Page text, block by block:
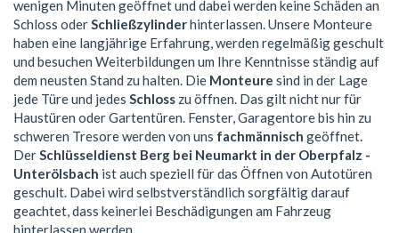
wenigen Minuten geöffnet und dabei werden keine Schäden an
Schloss oderSchließzylinderhinterlassen. Unsere Monteure
haben eine langjährige Erfahrung, werden regelmäßig geschult
und besuchen Weiterbildungen um Ihre Kenntnisse ständig auf
dem neusten Stand zu halten. Die Monteure sind in der Lage
jede Türe und jedes Schloss zu öffnen. Das gilt nicht nur für
Haustüren oder Gartentüren. Fenster, Garagentore bis hin zu
schweren Tresore werden von uns fachmännisch geöffnet.
DerSchlüsseldienst Berg bei Neumarkt in der Oberpfalz -
Unterölsbach ist auch speziell für das Öffnen von Autotüren
geschult. Dabei wird selbstverständlich sorgfältig darauf
geachtet, dass keinerlei Beschädigungen am Fahrzeug
hinterlassen werden.